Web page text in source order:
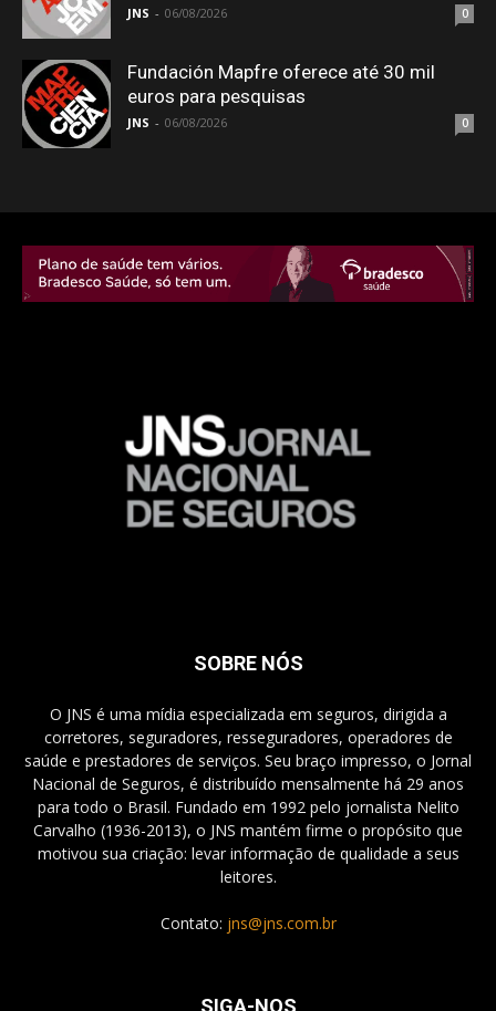
JNS - 06/08/2026 0
Fundación Mapfre oferece até 30 mil
euros para pesquisas
JNS - 06/08/2026 0
SOBRE NÓS
O JNS é uma mídia especializada em seguros, dirigida a
corretores, seguradores, resseguradores, operadores de
saúde e prestadores de serviços. Seu braço impresso, o Jornal
Nacional de Seguros, é distribuído mensalmente há 29 anos
para todo o Brasil. Fundado em 1992 pelo jornalista Nelito
Carvalho (1936-2013), o JNS mantém firme o propósito que
motivou sua criação: levar informação de qualidade a seus
leitores.
Contato: jns@jns.com.br
SIGA-NOS